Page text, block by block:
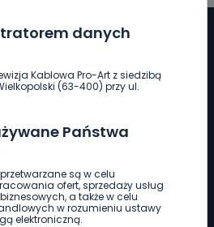
danych
Kablowa Pro-Art z siedzibą
(63-400) przy ul.
Państwa
są w celu
ofert, sprzedaży usług
a także w celu
w rozumieniu ustawy
elektroniczną.